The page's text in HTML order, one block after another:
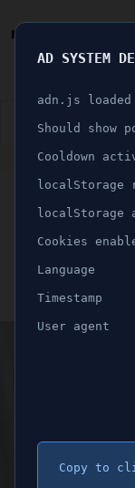
👮🏻‍♂️ BLÅLJUS
En
Publicerad 4 maj 2024
Uppdaterad 21 juni
AD SYSTEM
adn.js loaded
Should show
Cooldown
localStorage
localStorage
Cookies
Language
Timestamp
User agent
Copy to